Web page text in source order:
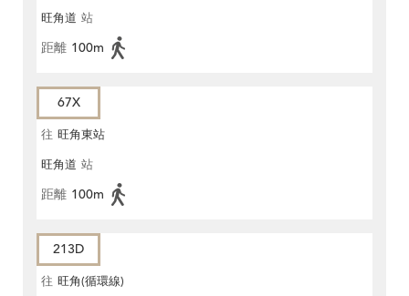
旺角道 站
距離 100m
67X
往 旺角東站
旺角道 站
距離 100m
213D
往 旺角(循環線)